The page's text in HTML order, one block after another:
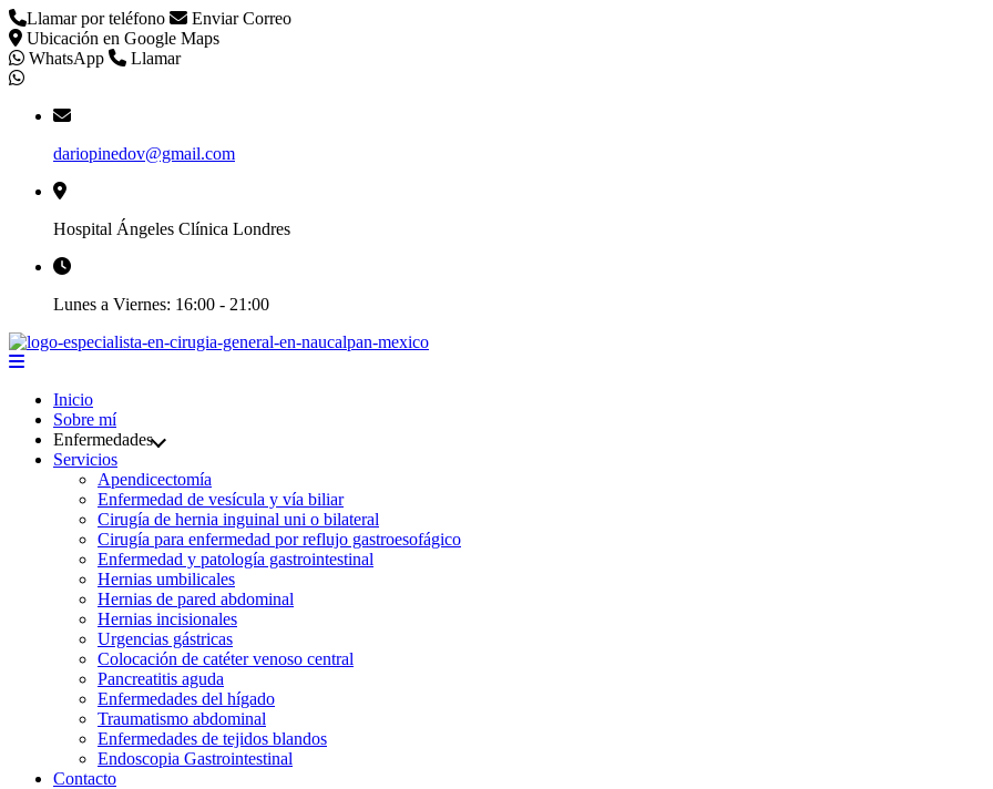
Llamar por teléfono
Enviar Correo
Ubicación en Google Maps
WhatsApp
Llamar
dariopinedov@gmail.com
Hospital Ángeles Clínica Londres
Lunes a Viernes: 16:00 - 21:00
Inicio
Sobre mí
Enfermedades
Servicios
Apendicectomía
Enfermedad de vesícula y vía biliar
Cirugía de hernia inguinal uni o bilateral
Cirugía para enfermedad por reflujo gastroesofágico
Enfermedad y patología gastrointestinal
Hernias umbilicales
Hernias de pared abdominal
Hernias incisionales
Urgencias gástricas
Colocación de catéter venoso central
Pancreatitis aguda
Enfermedades del hígado
Traumatismo abdominal
Enfermedades de tejidos blandos
Endoscopia Gastrointestinal
Contacto